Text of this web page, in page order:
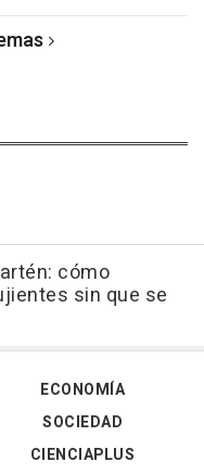
cómo
sin que se
ECONOMÍA
SOCIEDAD
CIENCIAPLUS